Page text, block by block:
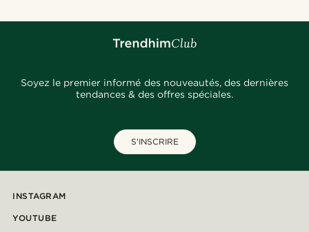
Soyez le premier informé des nouveautés, des dernières
tendances & des offres spéciales.
S'INSCRIRE
INSTAGRAM
YOUTUBE